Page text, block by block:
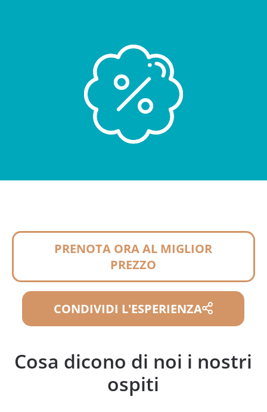
PRENOTA ORA AL MIGLIOR
PREZZO
CONDIVIDI L'ESPERIENZA
Cosa dicono di noi i nostri
ospiti